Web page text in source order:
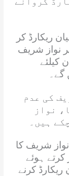
ریکارڈ کر
نواز شریف
کیلئے
کی عدم
نواز
ہیں۔
شریف کا
ہوئے
ریکارڈ کرنے